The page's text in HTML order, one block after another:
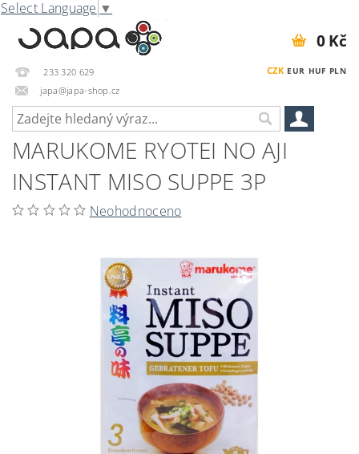
Select Language ▼
233 320 629
japa@japa-shop.cz
CZK EUR HUF PLN
0 Kč
MARUKOME RYOTEI NO AJI
INSTANT MISO SUPPE 3P
Neohodnoceno